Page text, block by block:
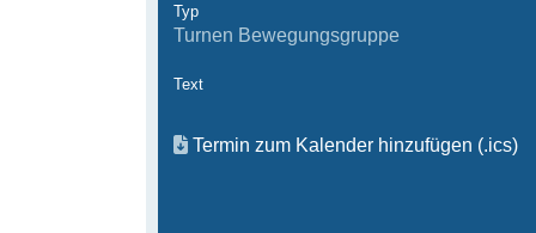
Typ
Turnen Bewegungsgruppe
Text
Termin zum Kalender hinzufügen (.ics)